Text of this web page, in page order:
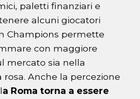
paletti finanziari e
alcuni giocatori
Champions permette
con maggiore
mercato sia nella
Anche la percezione
a Roma torna a essere